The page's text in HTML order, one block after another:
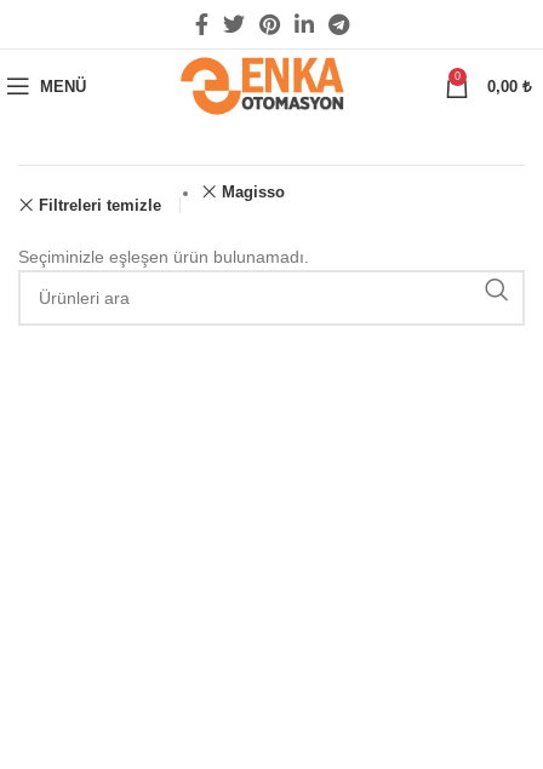
MENÜ
0
0,00 ₺
Filtreleri temizle
Magisso
Seçiminizle eşleşen ürün bulunamadı.